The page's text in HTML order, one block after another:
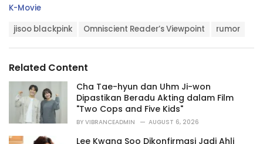
C
r
i
K-Movie
a
:
jisoo blackpink Omniscient Reader’s Viewpoint rumor
Related Content
Cha Tae-hyun dan Uhm Ji-won
Dipastikan Beradu Akting dalam Film
"Two Cops and Five Kids"
BY VIBRANCEADMIN AUGUST 6, 2026
Lee Kwang Soo Dikonfirmasi Jadi Ahli